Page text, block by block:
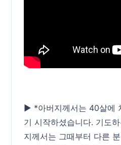
▶ *아버지께서는 40살에
기 시작하셨습니다. 기도
지께서는 그때부터 다른